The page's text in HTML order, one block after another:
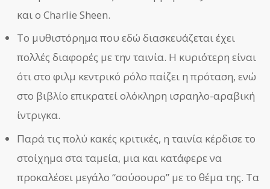
και ο Charlie Sheen.
Το μυθιστόρημα που εδώ διασκευάζεται έχει
πολλές διαφορές με την ταινία. Η κυριότερη είναι
ότι στο φιλμ κεντρικό ρόλο παίζει η πρόταση, ενώ
στο βιβλίο επικρατεί ολόκληρη ισραηλο-αραβική
ίντριγκα.
Παρά τις πολύ κακές κριτικές, η ταινία κέρδισε το
στοίχημα στα ταμεία, μια και κατάφερε να
προκαλέσει μεγάλο “σούσουρο” με το θέμα της. Τα